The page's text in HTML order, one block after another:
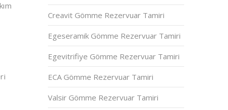
Creavit Gömme Rezervuar Tamiri
Egeseramik Gömme Rezervuar Tamiri
Egevitrifiye Gömme Rezervuar Tamiri
ECA Gömme Rezervuar Tamiri
Valsir Gömme Rezervuar Tamiri